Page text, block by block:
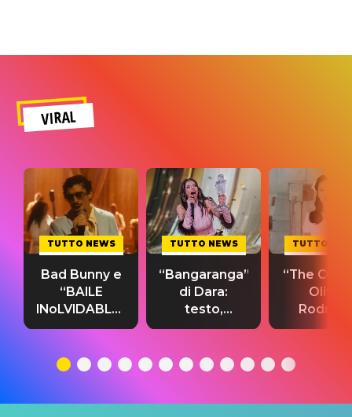
VIRAL
TUTTO NEWS
Bad Bunny e
“BAILE
INoLVIDABLE”:
testo,
significato
TUTTO NEWS
“Bangaranga”
di Dara:
testo,
traduzione e
del singolo
TUTTO
“The
Olivia
testo,